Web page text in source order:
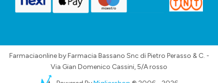
Farmaciaonline by Farmacia Bassano Snc di Pietro Perasso & C. -
Via Gian Domenico Cassini, 5/A rosso